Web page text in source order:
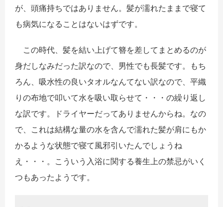
が、 頭痛持ちではありません。 髪が濡れたままで寝て
も病気になることはないはずです。
この時代、 髪を結い上げて簪を差してまとめるのが
身だしなみだった訳なので 、男性でも長髪です。もち
ろん、 吸水性の良いタオルなんてない訳なので、 平織
りの布地で叩いて水を吸い取らせて・・・の繰り返し
な訳です。
ドライヤーだってありませんからね。なの
で、 これは結構な量の水を含んで濡れた髪が肩にもか
かるような状態で寝て風邪引いたんでしょうね
え・・・。 こういう入浴に関する養生上の禁忌がいく
つもあったようです。